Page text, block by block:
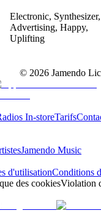
Electronic, Synthesizer,
Advertising, Happy,
Uplifting
© 2026 Jamendo
In-storeTarifs
Jamendo Music
d'utilisationConditions
des cookiesViolation